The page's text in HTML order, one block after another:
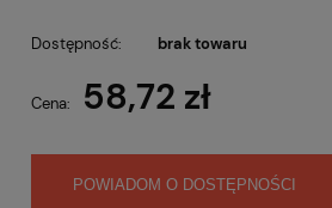
Dostępność: brak towaru
Cena: 58,72 zł
POWIADOM O DOSTĘPNOŚCI